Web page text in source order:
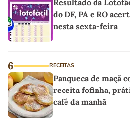
Resultado da
do DF, PA e RO
nesta sexta-feira
6 RECEITAS
Panqueca de maçã
receita fofinha,
café da manhã